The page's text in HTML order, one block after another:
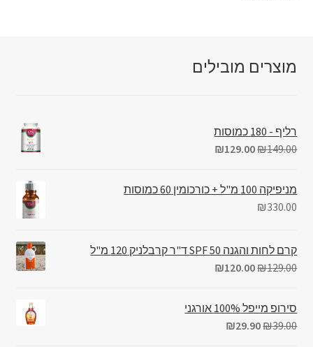
מוצרים מובילים
רליף - 180 כמוסות
₪149.00
₪129.00
מניפיקה 100 מ"ל + כורכומין 60 כמוסות
₪330.00
קרם לחות והגנה 50 SPF ד"ר קרבלניק 120 מ"ל
₪129.00
₪120.00
סירופ מייפל 100% אורגני
₪39.00
₪29.90